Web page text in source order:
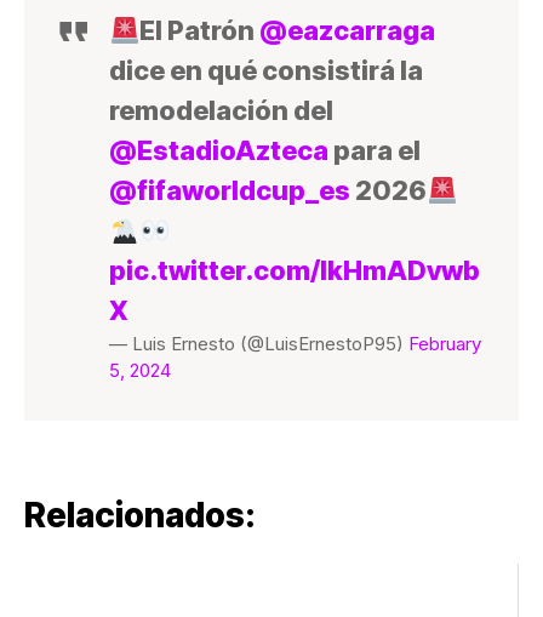
El Patrón @eazcarraga
dice en qué consistirá la
remodelación del
@EstadioAzteca para el
@fifaworldcup_es 2026
pic.twitter.com/lkHmADvwb
X
— Luis Ernesto (@LuisErnestoP95) February
5, 2024
Relacionados: